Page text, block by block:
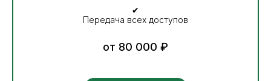
✔
Передача всех доступов
от 80 000 ₽